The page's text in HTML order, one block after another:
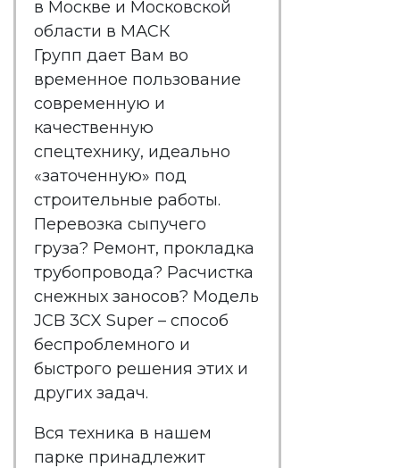
в Москве и Московской
области в МАСК
Групп дает Вам во
временное пользование
современную и
качественную
спецтехнику, идеально
«заточенную» под
строительные работы.
Перевозка сыпучего
груза? Ремонт, прокладка
трубопровода? Расчистка
снежных заносов? Модель
JCB 3CX Super – способ
беспроблемного и
быстрого решения этих и
других задач.
Вся техника в нашем
парке принадлежит